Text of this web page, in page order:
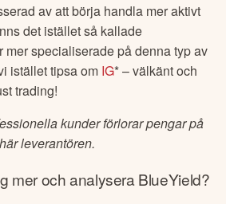
av att börja handla mer aktivt
det istället så kallade
mer specialiserade på denna typ av
istället tipsa om IG* – välkänt och
trading!
kunder förlorar pengar på
leverantören.
mer och analyseraBlueYield?